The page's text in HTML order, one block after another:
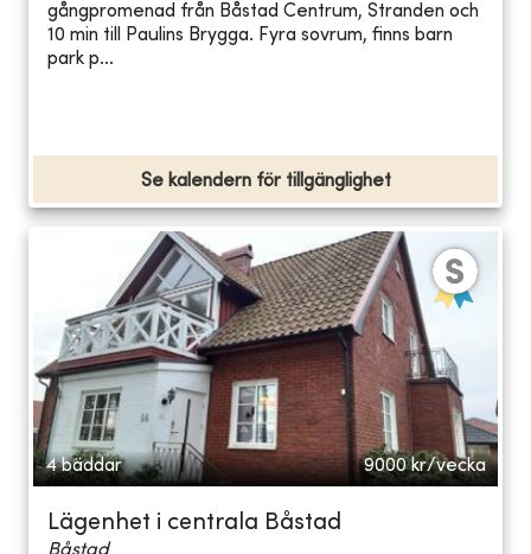
gångpromenad från Båstad Centrum, Stranden och
10 min till Paulins Brygga. Fyra sovrum, finns barn
park p...
Se kalendern för tillgänglighet
4 bäddar 9000 kr/vecka
Lägenhet i centrala Båstad
Båstad